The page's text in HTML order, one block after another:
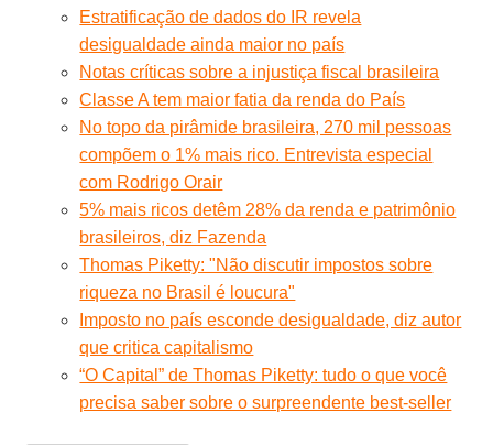
Estratificação de dados do IR revela
desigualdade ainda maior no país
Notas críticas sobre a injustiça fiscal brasileira
Classe A tem maior fatia da renda do País
No topo da pirâmide brasileira, 270 mil pessoas
compõem o 1% mais rico. Entrevista especial
com Rodrigo Orair
5% mais ricos detêm 28% da renda e patrimônio
brasileiros, diz Fazenda
Thomas Piketty: "Não discutir impostos sobre
riqueza no Brasil é loucura"
Imposto no país esconde desigualdade, diz autor
que critica capitalismo
“O Capital” de Thomas Piketty: tudo o que você
precisa saber sobre o surpreendente best-seller